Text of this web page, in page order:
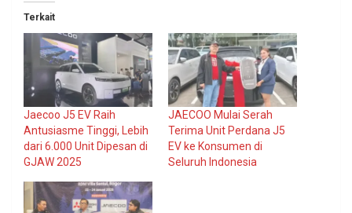
Terkait
Jaecoo J5 EV Raih
Antusiasme Tinggi, Lebih
dari 6.000 Unit Dipesan di
GJAW 2025
JAECOO Mulai Serah
Terima Unit Perdana J5
EV ke Konsumen di
Seluruh Indonesia